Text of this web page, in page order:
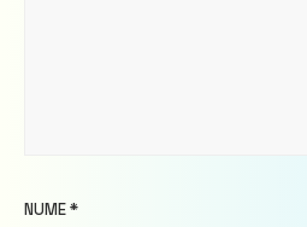
NUME*